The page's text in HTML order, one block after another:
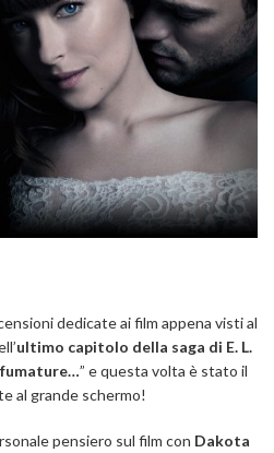
dedicate ai film appena visti al
ultimo capitolo della saga di E. L.
” e questa volta è stato il
al grande schermo!
pensiero sul film con Dakota